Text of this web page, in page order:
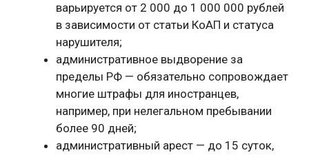
варьируется от 2 000 до 1 000 000 рублей
в зависимости от статьи КоАП и статуса
нарушителя;
административное выдворение за
пределы РФ — обязательно сопровождает
многие штрафы для иностранцев,
например, при нелегальном пребывании
более 90 дней;
административный арест — до 15 суток,